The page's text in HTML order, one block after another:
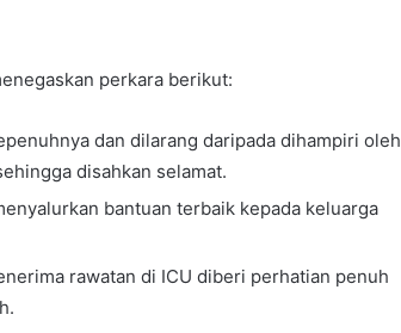
perkara berikut:
dan dilarang daripada dihampiri oleh
disahkan selamat.
bantuan terbaik kepada keluarga
rawatan di ICU diberi perhatian penuh